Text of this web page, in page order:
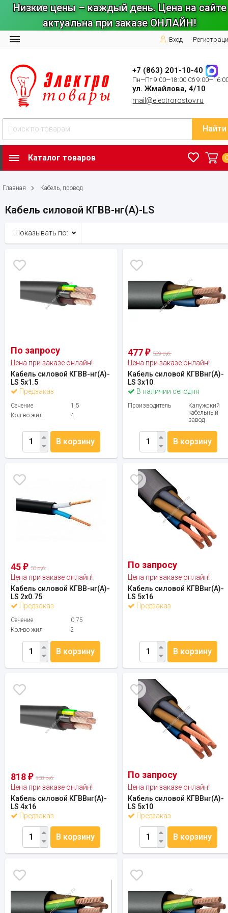
Низкие цены – каждый день. Цена на сайте
актуальна при заказе ОНЛАЙН!
Вход
+7 (863) 201-10-40
Пн—Пт 9:00—18:00 Сб
ул. Жмайлова, 4/10
mail@electrorostov.ru
Найти
Каталог товаров
Главная Кабель, провод
Кабель силовой КГВВ-нг(А)-LS
Показывать по:
По запросу
Цена при заказе онлайн!
Кабель силовой КГВВ-нг(А)-
LS 5х1.5
Предзаказ
Сечение
1,5
Кол-во жил
4
В корзину
477₽ 529 руб.
Цена при заказе онлайн!
Кабель силовой КГВВнг(А)-
LS 3х10
В наличии сегодня
Производитель
Калужский
кабельный
завод
В корзину
45 ₽ 50 руб.
Цена при заказе онлайн!
Кабель силовой КГВВ-нг(А)-
LS 2х0.75
Предзаказ
Сечение
0,75
Кол-во жил
2
В корзину
По запросу
Цена при заказе онлайн!
Кабель силовой КГВВнг(А)-
LS 5х16
Предзаказ
В корзину
818 ₽ 908 руб.
Цена при заказе онлайн!
Кабель силовой КГВВнг(А)-
LS 4х16
Предзаказ
В корзину
По запросу
Цена при заказе онлайн!
Кабель силовой КГВВнг(А)-
LS 5х10
Предзаказ
В корзину